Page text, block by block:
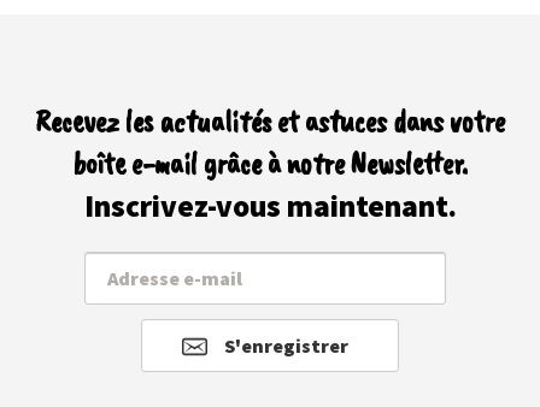
Recevez les actualités et astuces dans votre
boîte e-mail grâce à notre Newsletter.
Inscrivez-vous maintenant.
S'enregistrer